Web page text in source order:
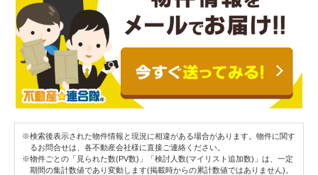
※検索後表示された物件情報と現況に相違がある場合があります。物件に関す
るお問合せは、各不動産会社様に直接ご連絡ください。
※物件ごとの「見られた数(PV数)」「検討人数(マイリスト追加数)」は、一定
期間の集計数値であり変動します(掲載時からの累計数値ではありません)。